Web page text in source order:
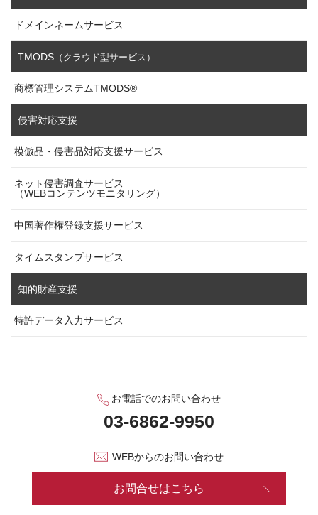
ドメインネームサービス
TMODS （クラウド型サービス）
商標管理システムTMODS®
侵害対応支援
模倣品・侵害品対応支援サービス
ネット侵害調査サービス
（WEBコンテンツモニタリング）
中国著作権登録支援サービス
タイムスタンプサービス
知的財産支援
特許データ入力サービス
お電話でのお問い合わせ
WEBからのお問い合わせ
お問合せはこちら